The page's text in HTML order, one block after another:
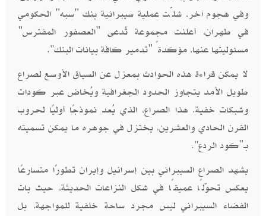
وفي هجوم آخر، شلّت عملية سيبرانية بنك "سبه" الحكومي
في طهران، أعلنت مجموعة تُدعى "العصفور المفترس"
مسئوليتها عنها، مؤكدةً "تدمير كافة بيانات البنك"
.
لا يمكن قراءة هذه الحوادث بمعزل عن السياق الأوسع لصراع
طويل الأمد يتجاوز الحدود الجغرافية ويُخاض عبر كودات
وشبكات خفية. هذا الصراع، الذي يُعد نموذجًا أوليًا لحروب
القرن الحادي والعشرين، يختزل في جوهره ما يمكن تسميته
بـ"كود الردع"
.
يشهد الصراع السيبراني بين إسرائيل وإيران تطورًا متسارعًا
يعكس تحوّلًا عميقًا في شكل النزاعات الحديثة، حيث بات
الفضاء السيبراني ليس مجرد ساحة خلفية للمواجهة، بل